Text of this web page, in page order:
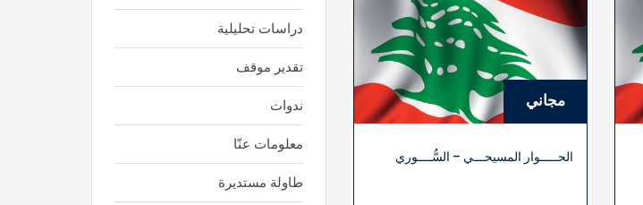
مجاني
الحـــــوار المسيحـــي – السُّــــوري
دراسات تحليلية
تقدير موقف
ندوات
معلومات عنّا
طاولة مستديرة